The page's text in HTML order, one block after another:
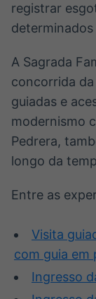
registrar
A Sagrada
concorrida
guiadas e
modernismo
Pedrera,
longo da
Entre as
Visita
com guia em
Ingresso